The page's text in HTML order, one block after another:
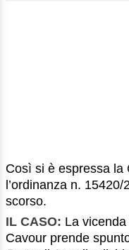
Così si è espressa la
l’ordinanza n.
scorso.
IL CASO: La
Cavour prende